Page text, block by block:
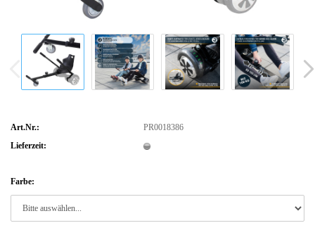
Art.Nr.:
PR0018386
Lieferzeit:
Farbe: